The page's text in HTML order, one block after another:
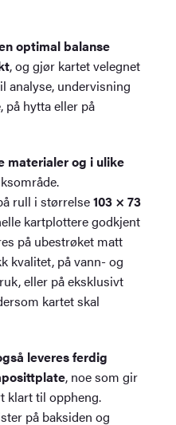
optimal balanse
, og gjør kartet velegnet
analyse, undervisning
på hytta eller på
materialer og i ulike
rull i størrelse103 × 73
kartplottere godkjent
på ubestrøket matt
kvalitet, på vann- og
eller på eksklusivt
kartet skal
leveres ferdig
, noe som gir
klart til oppheng.
på baksiden og